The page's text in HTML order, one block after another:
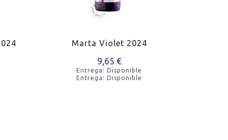
Marta Violet 2024
9,65 €
Entrega: Disponible
Entrega: Disponible